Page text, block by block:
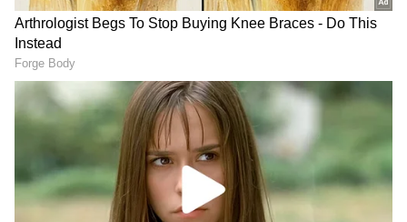
ஏசியாநெட் தமிழ்-ஐ உங்கள் முதன்மைத்
தேர்வாக்குங்கள்